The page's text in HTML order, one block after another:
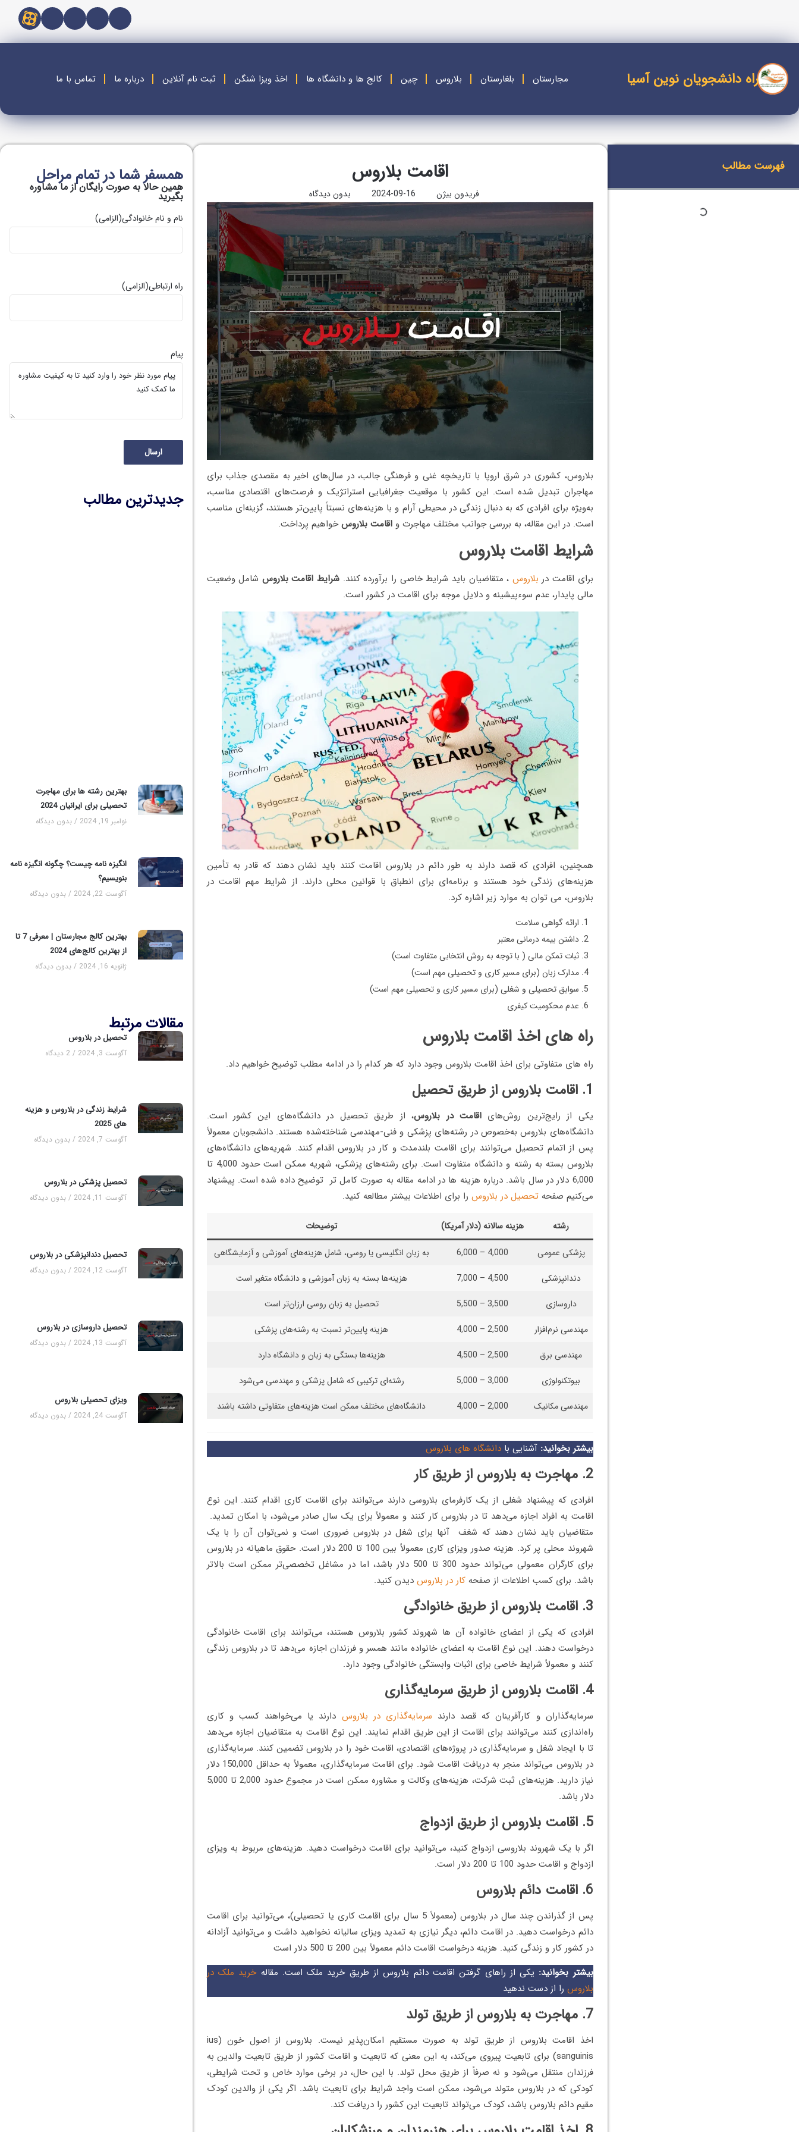
راه دانشجویان نوین آسیا مجارستان بلغارستان بلاروس چین کالج ها و دانشگاه ها اخذ ویزا شنگن ثبت نام آنلاین درباره ما تماس با ما
فهرست مطالب اقامت بلاروس
فریدون بیژن 2024-09-16 بدون دیدگاه
بلاروس، کشوری در شرق اروپا با تاریخچه غنی و فرهنگی جالب، در سال‌های اخیر به مقصدی جذاب برای
مهاجران تبدیل شده است. این کشور با موقعیت جغرافیایی استراتژیک و فرصت‌های اقتصادی مناسب،
به‌ویژه برای افرادی که به دنبال زندگی در محیطی آرام و با هزینه‌های نسبتاً پایین‌تر هستند، گزینه‌ای مناسب
است. در این مقاله، به بررسی جوانب مختلف مهاجرت واقامت بلاروسخواهیم پرداخت.
شرایط اقامت بلاروس
برای اقامت دربلاروس ، متقاضیان باید شرایط خاصی را برآورده کنند. شرایط اقامت بلاروس شامل وضعیت
مالی پایدار، عدم سوءپیشینه و دلایل موجه برای اقامت در کشور است.
همچنین، افرادی که قصد دارند به طور دائم در بلاروس اقامت کنند باید نشان دهند که قادر به تأمین
هزینه‌های زندگی خود هستند و برنامه‌ای برای انطباق با قوانین محلی دارند. از شرایط مهم اقامت در
بلاروس، می توان به موارد زیر اشاره کرد.
ارائه گواهی سلامت
داشتن بیمه درمانی معتبر
ثبات تمکن مالی ( با توجه به روش انتخابی متفاوت است)
مدارک زبان (برای مسیر کاری و تحصیلی مهم است)
سوابق تحصیلی و شغلی (برای مسیر کاری و تحصیلی مهم است)
عدم محکومیت کیفری
راه های اخذ اقامت بلاروس
راه های متفاوتی برای اخذ اقامت بلاروس وجود دارد که هر کدام را در ادامه مطلب توضیح خواهیم داد.
1. اقامت بلاروس از طریق تحصیل
یکی از رایج‌ترین روش‌هایاقامت در بلاروس، از طریق تحصیل در دانشگاه‌های این کشور است.
دانشگاه‌های بلاروس به‌خصوص در رشته‌های پزشکی و فنی-مهندسی شناخته‌شده هستند. دانشجویان معمولاً
پس از اتمام تحصیل می‌توانند برای اقامت بلندمدت و کار در بلاروس اقدام کنند. شهریه‌های دانشگاه‌های
بلاروس بسته به رشته و دانشگاه متفاوت است. برای رشته‌های پزشکی، شهریه ممکن است حدود 4,000 تا
6,000 دلار در سال باشد. درباره هزینه ها در ادامه مقاله به صورت کامل تر توضیح داده شده است. پیشنهاد
می‌کنیم صفحهتحصیل در بلاروس را برای اطلاعات بیشتر مطالعه کنید.
رشته هزینه سالانه (دلار آمریکا) توضیحات
پزشکی عمومی 4,000 – 6,000
به زبان انگلیسی یا روسی، شامل هزینه‌های آموزشی و آزمایشگاهی
دندانپزشکی
4,500 – 7,000
هزینه‌ها بسته به زبان آموزشی و دانشگاه متغیر است
داروسازی
3,500 – 5,500
تحصیل به زبان روسی ارزان‌تر است
مهندسی نرم‌افزار
2,500 – 4,000
هزینه پایین‌تر نسبت به رشته‌های پزشکی
مهندسی برق
2,500 – 4,500
هزینه‌ها بستگی به زبان و دانشگاه دارد
بیوتکنولوژی
3,000 – 5,000
رشته‌ای ترکیبی که شامل پزشکی و مهندسی می‌شود
مهندسی مکانیک
2,000 – 4,000 دانشگاه‌های مختلف ممکن است هزینه‌های متفاوتی داشته باشند
بیشتر بخوانید:آشنایی بادانشگاه های بلاروس
2. مهاجرت به بلاروس از طریق کار
افرادی که پیشنهاد شغلی از یک کارفرمای بلاروسی دارند می‌توانند برای اقامت کاری اقدام کنند. این نوع
اقامت به افراد اجازه می‌دهد تا در بلاروس کار کنند و معمولاً برای یک سال صادر می‌شود، با امکان تمدید.
متقاضیان باید نشان دهند که شغف آنها برای شغل در بلاروس ضروری است و نمی‌توان آن را با یک
شهروند محلی پر کرد. هزینه صدور ویزای کاری معمولاً بین 100 تا 200 دلار است. حقوق ماهیانه در بلاروس
برای کارگران معمولی می‌تواند حدود 300 تا 500 دلار باشد، اما در مشاغل تخصصی‌تر ممکن است بالاتر
باشد. برای کسب اطلاعات از صفحهکار در بلاروس دیدن کنید.
3. اقامت بلاروس از طریق خانوادگی
افرادی که یکی از اعضای خانواده آن ها شهروند کشور بلاروس هستند، می‌توانند برای اقامت خانوادگی
درخواست دهند. این نوع اقامت به اعضای خانواده مانند همسر و فرزندان اجازه می‌دهد تا در بلاروس زندگی
کنند و معمولاً شرایط خاصی برای اثبات وابستگی خانوادگی وجود دارد.
4. اقامت بلاروس از طریق سرمایه‌گذاری
سرمایه‌گذاران و کارآفرینان که قصد دارند سرمایه‌گذاری در بلاروس دارند یا می‌خواهند کسب و کاری
راه‌اندازی کنند می‌توانند برای اقامت از این طریق اقدام نمایند. این نوع اقامت به متقاضیان اجازه می‌دهد
تا با ایجاد شغل و سرمایه‌گذاری در پروژه‌های اقتصادی، اقامت خود را در بلاروس تضمین کنند. سرمایه‌گذاری
در بلاروس می‌تواند منجر به دریافت اقامت شود. برای اقامت سرمایه‌گذاری، معمولاً به حداقل 150,000 دلار
نیاز دارید. هزینه‌های ثبت شرکت، هزینه‌های وکالت و مشاوره ممکن است در مجموع حدود 2,000 تا 5,000
دلار باشد.
5. اقامت بلاروس از طریق ازدواج
اگر با یک شهروند بلاروسی ازدواج کنید، می‌توانید برای اقامت درخواست دهید. هزینه‌های مربوط به ویزای
ازدواج و اقامت حدود 100 تا 200 دلار است.
6. اقامت دائم بلاروس
پس از گذراندن چند سال در بلاروس (معمولاً 5 سال برای اقامت کاری یا تحصیلی)، می‌توانید برای اقامت
دائم درخواست دهید. در اقامت دائم، دیگر نیازی به تمدید ویزای سالیانه نخواهید داشت و می‌توانید آزادانه
در کشور کار و زندگی کنید. هزینه درخواست اقامت دائم معمولاً بین 200 تا 500 دلار است
بیشتر بخوانید: یکی از راهای گرفتن اقامت دائم بلاروس از طریق خرید ملک است. مقالهخرید ملک در
بلاروس را از دست ندهید
7. مهاجرت به بلاروس از طریق تولد
اخذ اقامت بلاروس از طریق تولد به صورت مستقیم امکان‌پذیر نیست. بلاروس از اصول خون (ius
sanguinis) برای تابعیت پیروی می‌کند، به این معنی که تابعیت و اقامت کشور از طریق تابعیت والدین به
فرزندان منتقل می‌شود و نه صرفاً از طریق محل تولد. با این حال، در برخی موارد خاص و تحت شرایطی،
کودکی که در بلاروس متولد می‌شود، ممکن است واجد شرایط برای تابعیت باشد. اگر یکی از والدین کودک
مقیم دائم بلاروس باشد، کودک می‌تواند تابعیت این کشور را دریافت کند.
همسفر شما در تمام مراحل
همین حالا به صورت رایگان از ما مشاوره
بگیريد
نام و نام خانوادگی(الزامی)
راه ارتباطی(الزامی)
پیام
جدیدترین مطالب
بهترین رشته ها برای مهاجرت
تحصیلی برای ایرانیان 2024
نوامبر 19, 2024 بدون دیدگاه
انگیزه نامه چیست؟ چگونه انگیزه نامه
بنویسیم؟
آگوست 22, 2024 بدون دیدگاه
بهترین کالج مجارستان | معرفی 7 تا
از بهترین کالج‌های 2024
ژانویه 16, 2024 بدون دیدگاه
مقالات مرتبط
تحصیل در بلاروس
آگوست 3, 2024 2 دیدگاه
شرایط زندگی در بلاروس و هزینه
های 2025
آگوست 7, 2024 بدون دیدگاه
تحصیل پزشکی در بلاروس
آگوست 11, 2024 بدون دیدگاه
تحصیل دندانپزشکی در بلاروس
آگوست 12, 2024 بدون دیدگاه
تحصیل داروسازی در بلاروس
آگوست 13, 2024 بدون دیدگاه
ویزای تحصیلی بلاروس
آگوست 24, 2024 بدون دیدگاه